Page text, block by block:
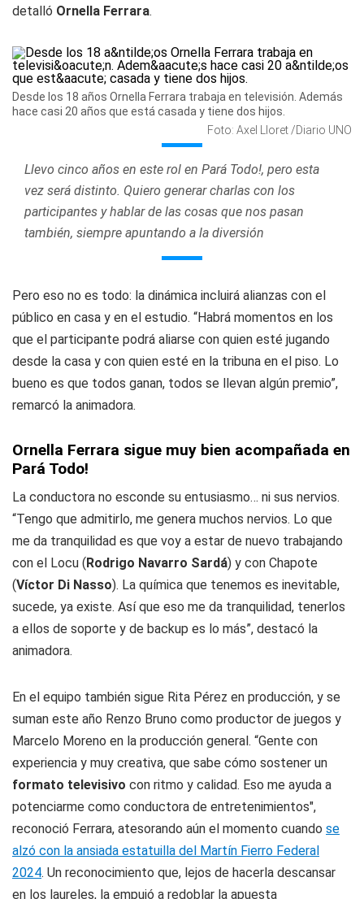
detalló Ornella Ferrara.
Desde los 18 años Ornella Ferrara trabaja en televisión. Además
hace casi 20 años que está casada y tiene dos hijos.
Foto: Axel Lloret /Diario UNO
Llevo cinco años en este rol en Pará Todo!, pero esta
vez será distinto. Quiero generar charlas con los
participantes y hablar de las cosas que nos pasan
también, siempre apuntando a la diversión
Pero eso no es todo: la dinámica incluirá alianzas con el
público en casa y en el estudio. “Habrá momentos en los
que el participante podrá aliarse con quien esté jugando
desde la casa y con quien esté en la tribuna en el piso. Lo
bueno es que todos ganan, todos se llevan algún premio”,
remarcó la animadora.
Ornella Ferrara sigue muy bien acompañada en
Pará Todo!
La conductora no esconde su entusiasmo… ni sus nervios.
“Tengo que admitirlo, me genera muchos nervios. Lo que
me da tranquilidad es que voy a estar de nuevo trabajando
con el Locu (Rodrigo Navarro Sardá) y con Chapote
(Víctor Di Nasso). La química que tenemos es inevitable,
sucede, ya existe. Así que eso me da tranquilidad, tenerlos
a ellos de soporte y de backup es lo más”, destacó la
animadora.
En el equipo también sigue Rita Pérez en producción, y se
suman este año Renzo Bruno como productor de juegos y
Marcelo Moreno en la producción general. “Gente con
experiencia y muy creativa, que sabe cómo sostener un
formato televisivo con ritmo y calidad. Eso me ayuda a
potenciarme como conductora de entretenimientos",
reconoció Ferrara, atesorando aún el momento cuando se
alzó con la ansiada estatuilla del Martín Fierro Federal
2024. Un reconocimiento que, lejos de hacerla descansar
en los laureles, la empujó a redoblar la apuesta